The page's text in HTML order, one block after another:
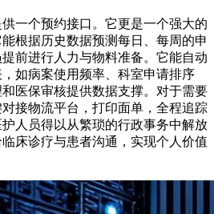
一个预约接口。它更是一个强大的
根据历史数据预测每日、每周的申
前进行人力与物料准备。它能自动
如病案使用频率、科室申请排序
医保审核提供数据支撑。对于需要
接物流平台，打印面单，全程追踪
人员得以从繁琐的行政事务中解放
床诊疗与患者沟通，实现个人价值